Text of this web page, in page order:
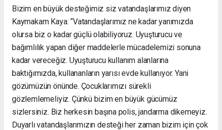
Bizim en büyük desteğimiz siz vatandaşlarımız diyen
Kaymakam Kaya: “Vatandaşlarımız ne kadar yanımızda
olursa biz o kadar güçlü olabiliyoruz. Uyuşturucu ve
bağımlılık yapan diğer maddelerle mücadelemizi sonuna
kadar vereceğiz. Uyuşturucu kullanım alanlarına
baktığımızda, kullananların yarısı evde kullanıyor. Yani
gözümüzün önünde. Çocuklarımızı sürekli
gözlemlemeliyiz. Çünkü bizim en büyük gücümüz
sizlersiniz. Biz herkesin başına polis, jandarma dikemeyiz.
Duyarlı vatandaşlarımızın desteği her zaman bizim için çok